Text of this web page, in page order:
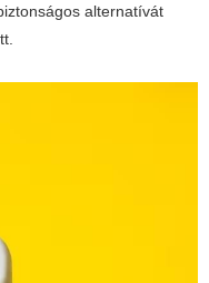
alternatívát